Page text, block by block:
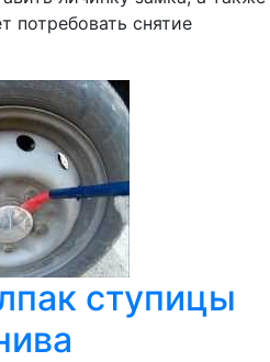
потребовать снятие
ступицы